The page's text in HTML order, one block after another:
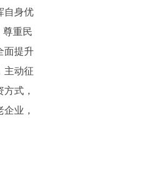
自身优
尊重民
面提升
主动征
式，
业，